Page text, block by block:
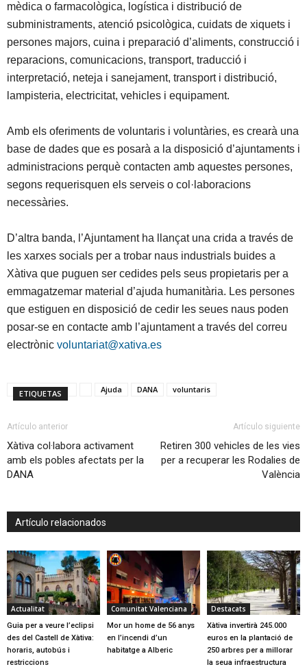
mèdica o farmacològica, logística i distribució de
subministraments, atenció psicològica, cuidats de xiquets i
persones majors, cuina i preparació d’aliments, construcció i
reparacions, comunicacions, transport, traducció i
interpretació, neteja i sanejament, transport i distribució,
lampisteria, electricitat, vehicles i equipament.
Amb els oferiments de voluntaris i voluntàries, es crearà una
base de dades que es posarà a la disposició d’ajuntaments i
administracions perquè contacten amb aquestes persones,
segons requerisquen els serveis o col·laboracions
necessàries.
D’altra banda, l’Ajuntament ha llançat una crida a través de
les xarxes socials per a trobar naus industrials buides a
Xàtiva que puguen ser cedides pels seus propietaris per a
emmagatzemar material d’ajuda humanitària. Les persones
que estiguen en disposició de cedir les seues naus poden
posar-se en contacte amb l’ajuntament a través del correu
electrònic voluntariat@xativa.es
ETIQUETAS Ajuda DANA voluntaris
Artículo anterior
Xàtiva col·labora activament
amb els pobles afectats per la
DANA
Artículo siguiente
Retiren 300 vehicles de les vies
per a recuperar les Rodalies de
València
Artículo relacionados
Actualitat
Guia per a veure l’eclipsi
des del Castell de Xàtiva:
horaris, autobús i
restriccions
Comunitat Valenciana
Mor un home de 56 anys
en l’incendi d’un
habitatge a Alberic
Destacats
Xàtiva invertirà 245.000
euros en la plantació de
250 arbres per a millorar
la seua infraestructura